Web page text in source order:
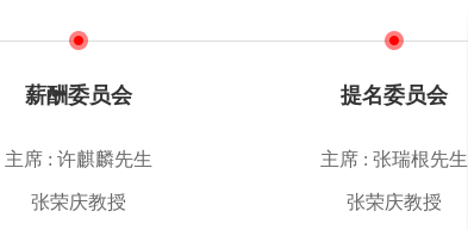
薪酬委员会
主席 : 许麒麟先生
张荣庆教授
提名委员会
主席 : 张瑞根先生
张荣庆教授